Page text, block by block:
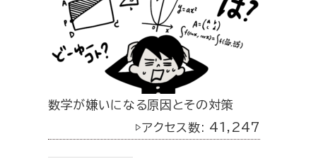
数学が嫌いになる原因とその対策
▷アクセス数: 41,247